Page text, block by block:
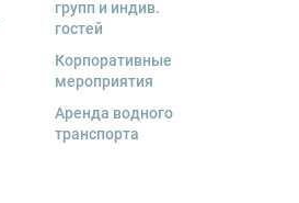
групп и индив.
гостей
Корпоративные
мероприятия
Аренда водного
транспорта